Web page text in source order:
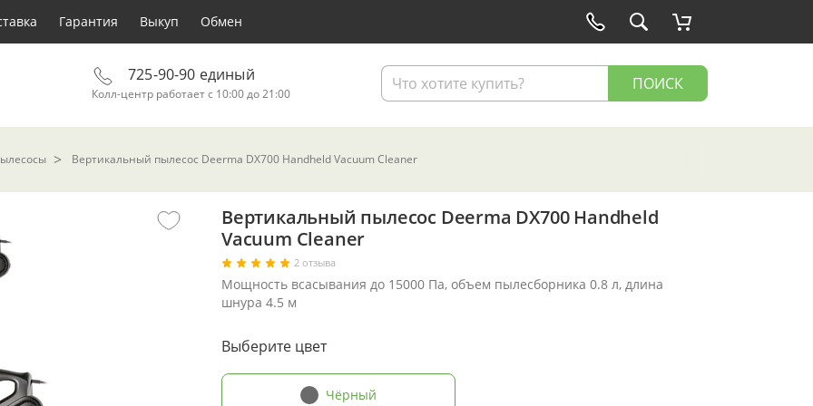
Гарантия Выкуп Обмен
725-90-90 единый
Колл-центр работает с 10:00 до 21:00
ПОИСК
Вертикальный пылесос Deerma DX700 Handheld Vacuum Cleaner
Вертикальный пылесос Deerma DX700 Handheld
Vacuum Cleaner
2 отзыва
Мощность всасывания до 15000 Па, объем пылесборника 0.8 л, длина
шнура 4.5 м
Выберите цвет
Чёрный